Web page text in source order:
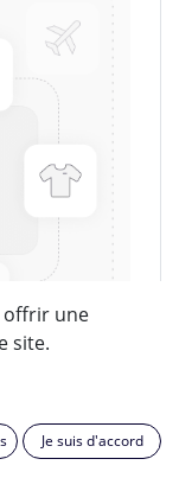
offrir une
site.
Je suis d'accord